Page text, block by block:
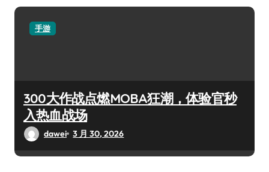
手游
300大作战点燃MOBA狂潮，体验官秒
入热血战场
dawei 3 月 30, 2026